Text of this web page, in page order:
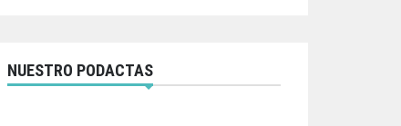
NUESTRO PODACTAS